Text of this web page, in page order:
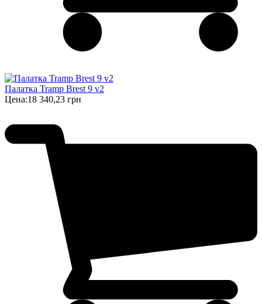
Палатка Tramp Brest 9 v2
Цена:18 340,23 грн